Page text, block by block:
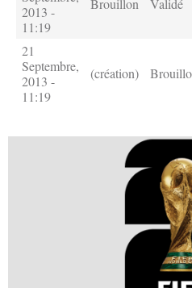
2013 -
11:19
21
Septembre,
2013 -
11:19
(création)